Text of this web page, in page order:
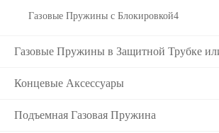
Газовые Пружины с Блокировкой4
Газовые Пружины в Защитной Трубке
Концевые Аксессуары
Подъемная Газовая Пружина